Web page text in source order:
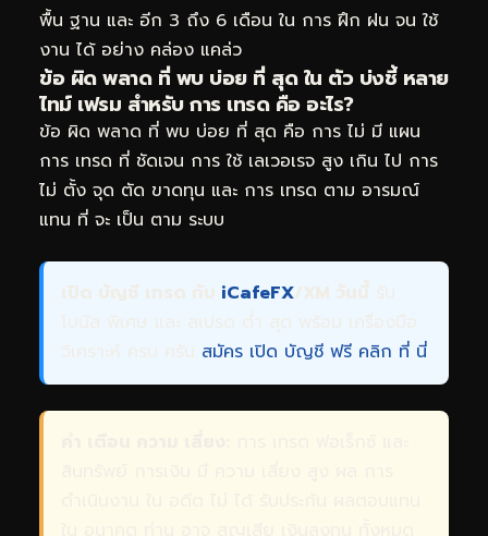
พื้น ฐาน และ อีก 3 ถึง 6 เดือน ใน การ ฝึก ฝน จน ใช้
งาน ได้ อย่าง คล่อง แคล่ว
ข้อ ผิด พลาด ที่ พบ บ่อย ที่ สุด ใน ตัว บ่งชี้ หลาย
ไทม์ เฟรม สำหรับ การ เทรด คือ อะไร?
ข้อ ผิด พลาด ที่ พบ บ่อย ที่ สุด คือ การ ไม่ มี แผน
การ เทรด ที่ ชัดเจน การ ใช้ เลเวอเรจ สูง เกิน ไป การ
ไม่ ตั้ง จุด ตัด ขาดทุน และ การ เทรด ตาม อารมณ์
แทน ที่ จะ เป็น ตาม ระบบ
เปิด บัญชี เทรด กับ iCafeFX/XM วันนี้ รับ
โบนัส พิเศษ และ สเปรด ต่ำ สุด พร้อม เครื่องมือ
วิเคราะห์ ครบ ครัน สมัคร เปิด บัญชี ฟรี คลิก ที่ นี่